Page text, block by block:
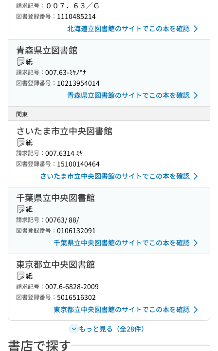
請求記号： ００７．６３／Ｇ
図書登録番号： 1110485214
北海道立図書館のサイトでこの本を確認
青森県立図書館
紙
請求記号： 007.63-ﾐﾔﾉ*ﾅ
図書登録番号： 10213954014
青森県立図書館のサイトでこの本を確認
関東
さいたま市立中央図書館
紙
請求記号： 007.6314 ﾐﾔ
図書登録番号： 15100140464
さいたま市立中央図書館のサイトでこの本を確認
千葉県立中央図書館
紙
請求記号： 00763/ 88/
図書登録番号： 0106132091
千葉県立中央図書館のサイトでこの本を確認
東京都立中央図書館
紙
請求記号： 007.6-6828-2009
図書登録番号： 5016516302
東京都立中央図書館のサイトでこの本を確認
もっと見る（全28件）
書店で探す